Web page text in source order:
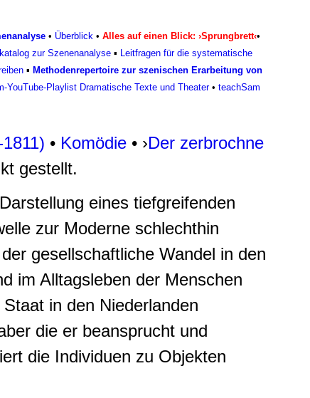
• Überblick • Alles auf einen Blick: ›Sprungbrett‹•
zur Szenenanalyse ▪ Leitfragen für die systematische
▪ Methodenrepertoire zur szenischen Erarbeitung von
YouTube-Playlist Dramatische Texte und Theater• teachSam
• Komödie • ›Der zerbrochne
gestellt.
eines tiefgreifenden
zur Moderne schlechthin
gesellschaftliche Wandel in den
im Alltagsleben der Menschen
in den Niederlanden
die er beansprucht und
die Individuen zu Objekten